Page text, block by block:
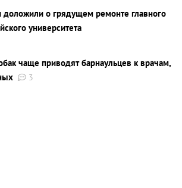
доложили о грядущем ремонте главного
университета
чаще приводят барнаульцев к врачам,
3